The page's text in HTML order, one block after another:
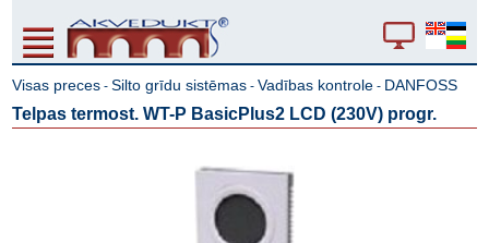
Visas preces -Silto grīdu sistēmas -Vadības kontrole - DANFOSS
Telpas termost. WT-P BasicPlus2 LCD (230V) progr.